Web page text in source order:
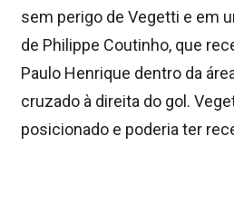
sem perigo de Vegetti e em
de Philippe Coutinho, que
Paulo Henrique dentro da
cruzado à direita do gol.
posicionado e poderia ter